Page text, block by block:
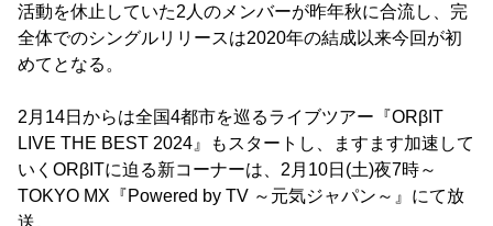
活動を休止していた2人のメンバーが昨年秋に合流し、完
全体でのシングルリリースは2020年の結成以来今回が初
めてとなる。
2月14日からは全国4都市を巡るライブツアー『ORβIT
LIVE THE BEST 2024』もスタートし、ますます加速して
いくORβITに迫る新コーナーは、2月10日(土)夜7時～
TOKYO MX『Powered by TV ～元気ジャパン～』にて放
送。